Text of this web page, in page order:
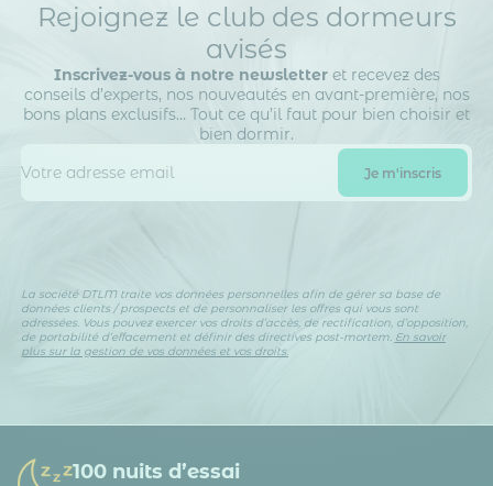
Rejoignez le club des dormeurs
avisés
Inscrivez-vous à notre newsletteret recevez des
conseils d’experts, nos nouveautés en avant-première, nos
bons plans exclusifs… Tout ce qu’il faut pour bien choisir et
bien dormir.
La société DTLM traite vos données personnelles afin de gérer sa base de
données clients / prospects et de personnaliser les offres qui vous sont
adressées. Vous pouvez exercer vos droits d’accès, de rectification, d’opposition,
de portabilité d’effacement et définir des directives post-mortem. En savoir
plus sur la gestion de vos données et vos droits.
100 nuits d’essai